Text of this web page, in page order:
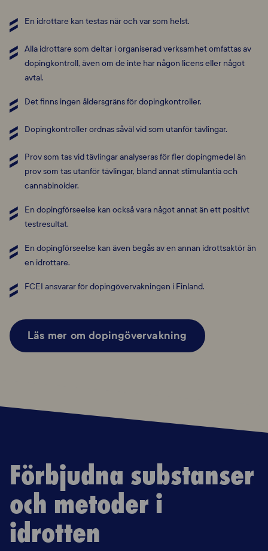
En idrottare kan testas när och var som helst.
Alla idrottare som deltar i organiserad verksamhet omfattas av
dopingkontroll, även om de inte har någon licens eller något
avtal.
Det finns ingen åldersgräns för dopingkontroller.
Dopingkontroller ordnas såväl vid som utanför tävlingar.
Prov som tas vid tävlingar analyseras för fler dopingmedel än
prov som tas utanför tävlingar, bland annat stimulantia och
cannabinoider.
En dopingförseelse kan också vara något annat än ett positivt
testresultat.
En dopingförseelse kan även begås av en annan idrottsaktör än
en idrottare.
FCEI ansvarar för dopingövervakningen i Finland.
Läs mer om dopingövervakning
Förbjudna substanser
och metoder i
idrotten